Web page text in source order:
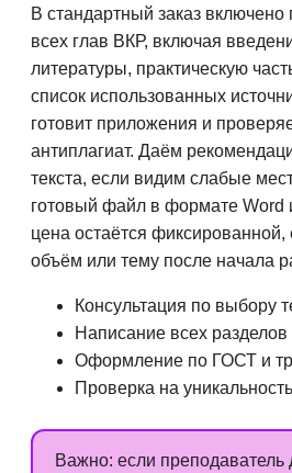
В стандартный заказ
всех глав ВКР, включая
литературы, практическую
список использованных
готовит приложения и
антиплагиат. Даём
текста, если видим слабые
готовый файл в формате Word
цена остаётся фиксированной,
объём или тему после начала
Консультация по выбору
Написание всех
Оформление по ГОСТ и
Проверка на
Важно: если преподаватель